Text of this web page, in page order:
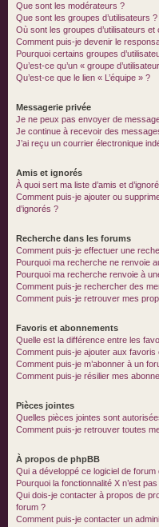
Que sont les modérateurs ?
Que sont les groupes d’utilisateurs ?
Où sont les groupes d’utilisateurs
Comment puis-je devenir le
Pourquoi certains groupes
Qu’est-ce qu’un « groupe
Qu’est-ce que le lien « L’équipe » ?
Messagerie privée
Je ne peux pas envoyer de
Je continue à recevoir des
J’ai reçu un courrier électronique
Amis et ignorés
À quoi sert ma liste d’amis et
Comment puis-je ajouter ou
d’ignorés ?
Recherche dans les forums
Comment puis-je effectuer une
Pourquoi ma recherche ne renvoie
Pourquoi ma recherche renvoie à
Comment puis-je rechercher des
Comment puis-je retrouver mes
Favoris et abonnements
Quelle est la différence entre les
Comment puis-je ajouter aux favoris
Comment puis-je m’abonner à un
Comment puis-je résilier mes
Pièces jointes
Quelles pièces jointes sont
Comment puis-je retrouver toutes
À propos de phpBB
Qui a développé ce logiciel de
Pourquoi la fonctionnalité X n’est
Qui dois-je contacter à propos de
forum ?
Comment puis-je contacter un